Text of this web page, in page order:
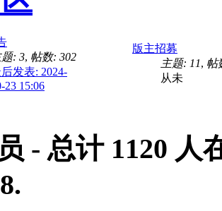
题: 3, 帖数: 302
发表: 2024-
23 15:06
版主招募
主题: 11, 帖
从未
- 总计 1120 人
.